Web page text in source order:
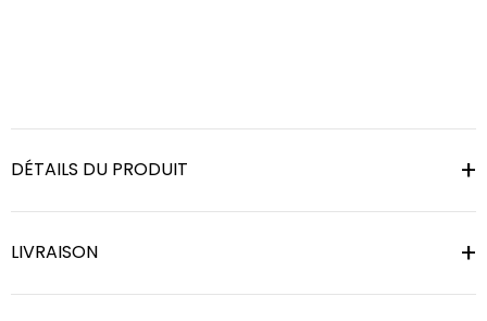
DÉTAILS DU PRODUIT
LIVRAISON